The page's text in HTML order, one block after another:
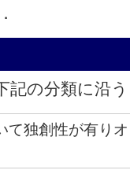
記の分類に沿
て独創性が有り